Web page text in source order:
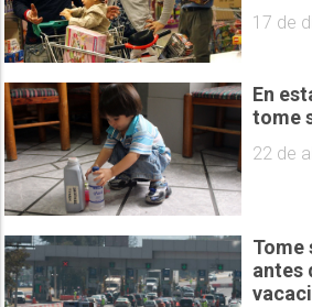
17 de
En
tome
22 de
Tome
antes